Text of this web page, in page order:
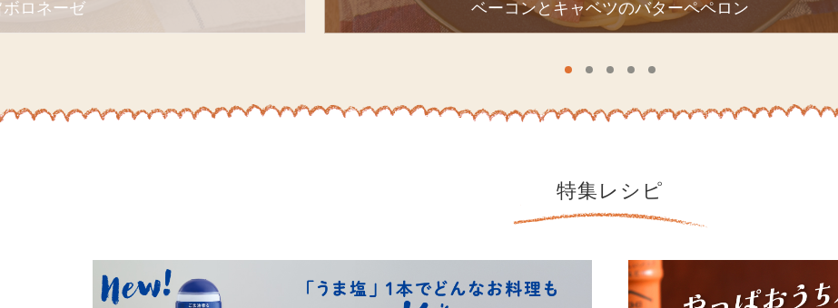
ベーコンとキャベツのバターペペロン
特集レシピ